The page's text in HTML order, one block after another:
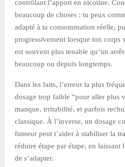
contrôlant l’apport en nicotine.
beaucoup de choses : tu peux
adapté à ta consommation réelle,
progressivement lorsque ton corps
est souvent plus tenable qu’un
beaucoup ou depuis longtemps.
Dans les faits, l’erreur la plus
dosage trop faible “pour aller plus
manque, irritabilité, et parfois
classique. À l’inverse, un dosage
fumeur peut t’aider à stabiliser la
réduire étape par étape, en laissant
de s’adapter.